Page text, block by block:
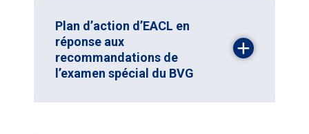
Plan d’action d’EACL en
réponse aux
recommandations de
l’examen spécial du BVG